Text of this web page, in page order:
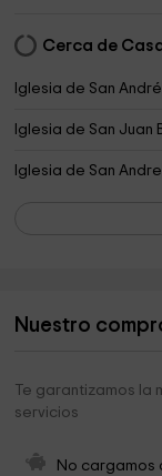
Cerca de
Iglesia de San
Iglesia de San Juan
Iglesia de San
Cementerio
Archivo Capitular
Diocesan Museum
Nuestro
Te garantizamos
servicios
No cargamos